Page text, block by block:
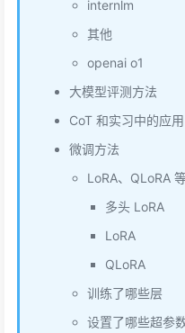
internlm
其他
openai o1
大模型评测方法
CoT 和实习中的应用
微调方法
LoRA、QLoRA
多头 LoRA
LoRA
QLoRA
训练了哪些层
设置了哪些超参